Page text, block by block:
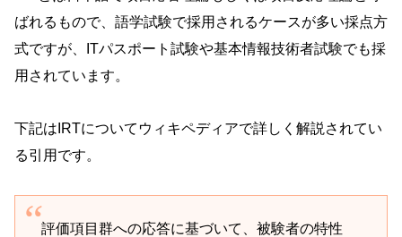
ばれるもので、語学試験で採用されるケースが多い採点方
式ですが、ITパスポート試験や基本情報技術者試験でも採
用されています。
下記はIRTについてウィキペディアで詳しく解説されてい
る引用です。
評価項目群への応答に基づいて、被験者の特性